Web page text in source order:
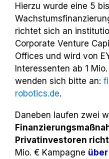
Hierzu wurde eine 5
richtet sich an
Corporate Venture
Offices und wird von
Interessenten ab 1
wenden sich bitte an:
robotics.de.
Daneben laufen zwei
Privatinvestoren
Mio. € Kampagne